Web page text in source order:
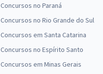
Concursos no Paraná
Concursos no Rio Grande do Sul
Concursos em Santa Catarina
Concursos no Espírito Santo
Concursos em Minas Gerais